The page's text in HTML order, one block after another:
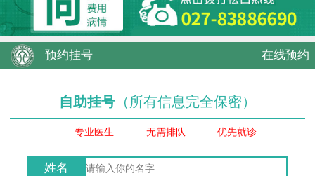
预约挂号 在线预约
自助挂号 （所有信息完全保密）
专业医生 无需排队 优先就诊
姓名